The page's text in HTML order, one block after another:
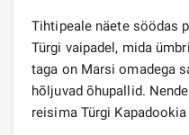
Tihtipeale näete söödas
Türgi vaipadel, mida
taga on Marsi omadega
hõljuvad õhupallid.
reisima Türgi